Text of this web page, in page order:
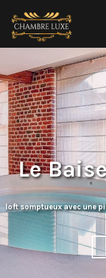
Le
loft somptueux avec une